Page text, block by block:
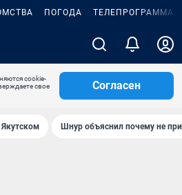
ПОГОДА ТЕЛЕПРОГРАММА
cookie-
свое
Согласен
Шнур объяснил почему не